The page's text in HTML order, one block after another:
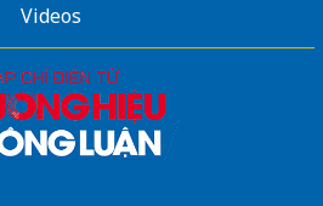
Videos